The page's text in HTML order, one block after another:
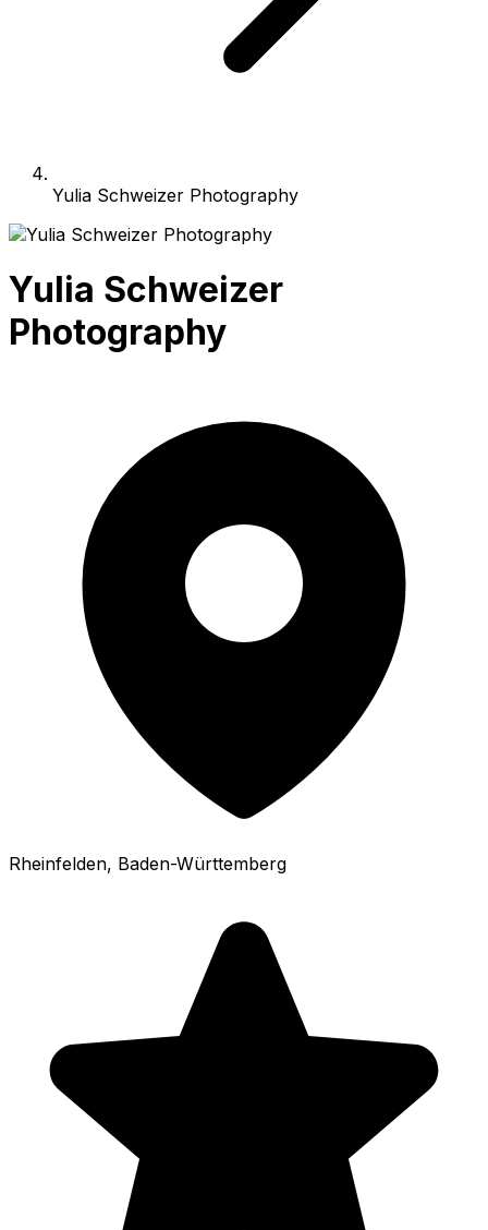
Yulia Schweizer Photography
Yulia Schweizer
Photography
Rheinfelden, Baden-Württemberg